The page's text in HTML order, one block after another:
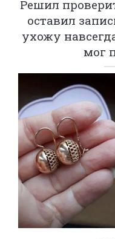
Решил
оставил
ухожу
мог